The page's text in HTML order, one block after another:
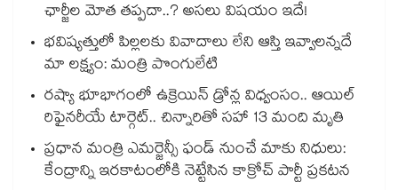
ఛార్జీల మోత తప్పదా..? అసలు విషయం ఇదే!
భవిష్యత్తులో పిల్లలకు వివాదాలు లేని ఆస్తి ఇవ్వాలన్నదే
మా లక్ష్యం: మంత్రి పొంగులేటి
రష్యా భూభాగంలో ఉక్రెయిన్ డ్రోన్ల విధ్వంసం.. ఆయిల్
రిఫైనరీయే టార్గెట్.. చిన్నారితో సహా 13 మంది మృతి
ప్రధాన మంత్రి ఎమర్జెన్సీ ఫండ్ నుంచే మాకు నిధులు:
కేంద్రాన్ని ఇరకాటంలోకి నెట్టేసిన కాక్రోచ్ పార్టీ ప్రకటన